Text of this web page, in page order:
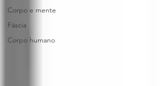
Corpo e mente
Fáscia
Corpo humano